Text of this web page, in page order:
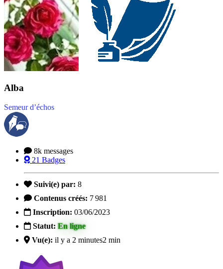
Alba
Semeur d’échos
8k messages
21 Badges
Suivi(e) par: 8
Contenus créés: 7 981
Inscription: 03/06/2023
Statut: En ligne
Vu(e): il y a 2 minutes2 min